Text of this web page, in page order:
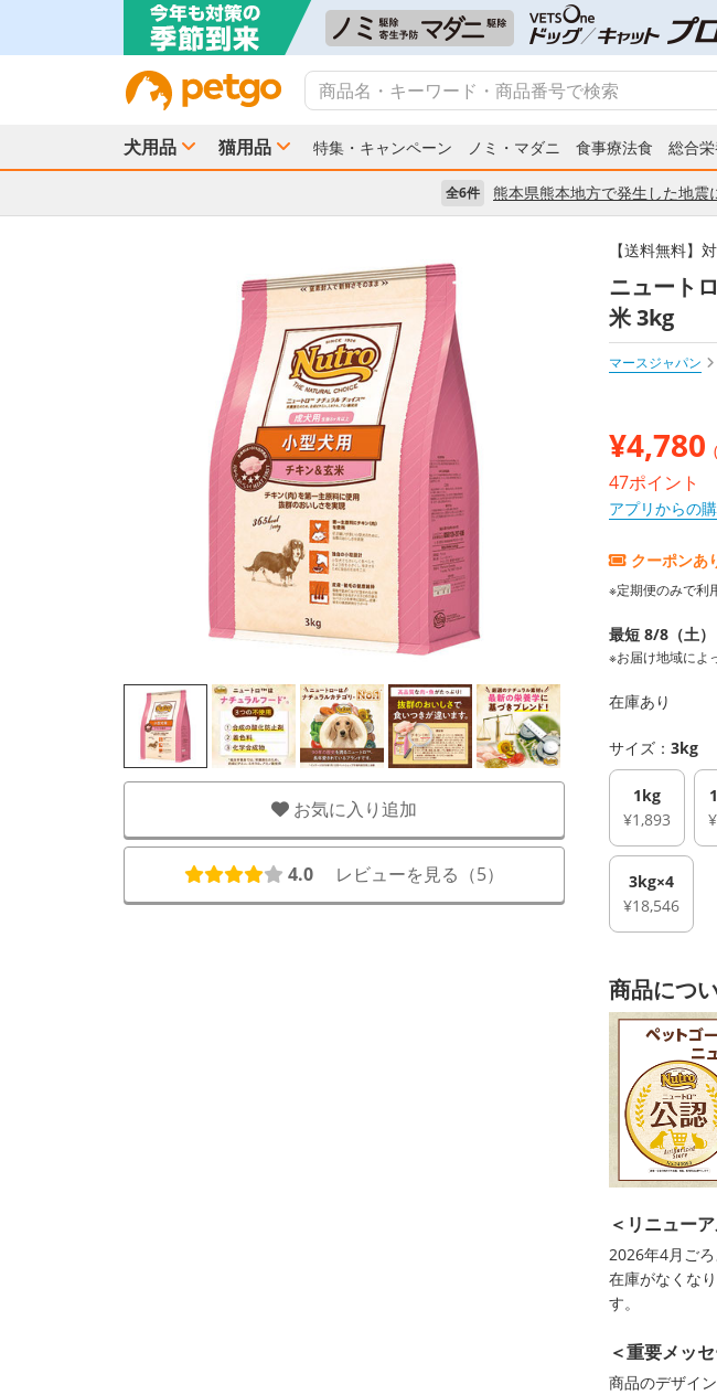
犬用品 猫用品 特集・キャンペーン ノミ・マダニ 食事療法食 総合
全6件 熊本県熊本地方で発生した地震
お気に入り追加
4.0 レビューを見る（5）
【送料無料】
ニュート
米 3kg
マースジャパン
¥4,780
47ポイント
アプリからの
クーポンあ
※定期便のみで利
最短 8/8（土）
※お届け地域によ
在庫あり
サイズ： 3kg
1kg
¥1,893
3kg×4
¥18,546
商品につ
＜リニュー
2026年4月ご
在庫がなくな
す。
＜重要メッ
商品のデザイ